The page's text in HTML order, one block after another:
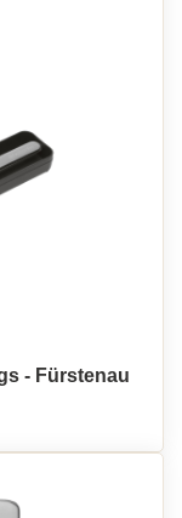
- Fürstenau